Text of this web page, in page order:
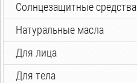
Солнцезащитные средства
Натуральные масла
Для лица
Для тела